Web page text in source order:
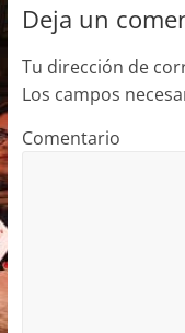
Deja un
Tu dirección de
Los campos
Comentario